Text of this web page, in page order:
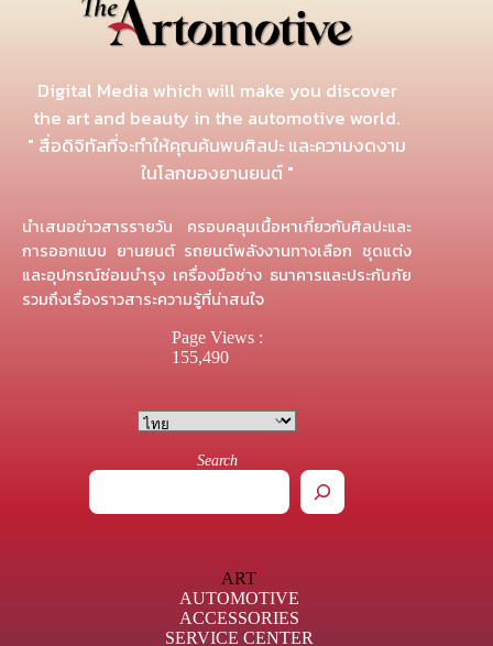
Digital Media which will make you discover
the art and beauty in the automotive world.
" สื่อดิจิทัลที่จะทำให้คุณค้นพบศิลปะ และความงดงาม
ในโลกของยานยนต์ "
นำเสนอข่าวสารรายวัน ครอบคลุมเนื้อหาเกี่ยวกับศิลปะและ
การออกแบบ ยานยนต์ รถยนต์พลังงานทางเลือก ชุดแต่ง
และอุปกรณ์ซ่อมบำรุง เครื่องมือช่าง ธนาคารและประกันภัย
รวมถึงเรื่องราวสาระความรู้ที่น่าสนใจ
Page Views :
155,490
Search
ART
AUTOMOTIVE
ACCESSORIES
SERVICE CENTER